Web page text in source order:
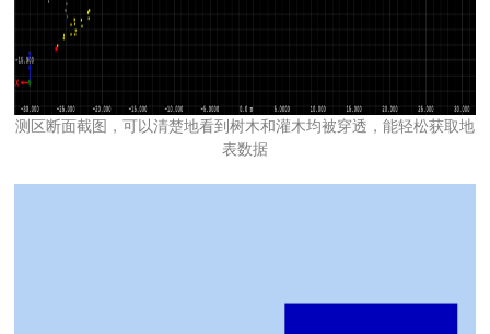
测区断面截图，可以清楚地看到树木和灌木均被穿透，能轻松获取地
表数据